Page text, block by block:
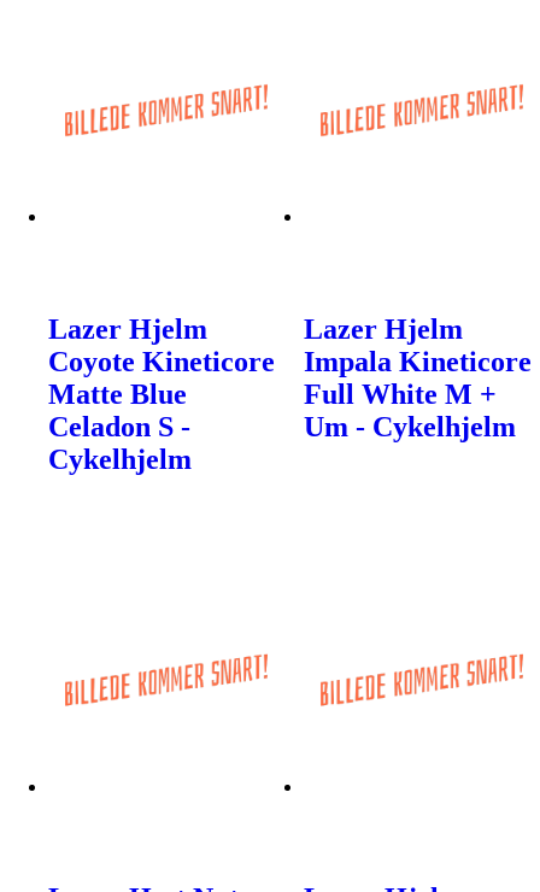
Lazer Hjelm
Coyote Kineticore
Matte Blue
Celadon S -
Cykelhjelm
Lazer Hjelm
Impala Kineticore
Full White M +
Um - Cykelhjelm